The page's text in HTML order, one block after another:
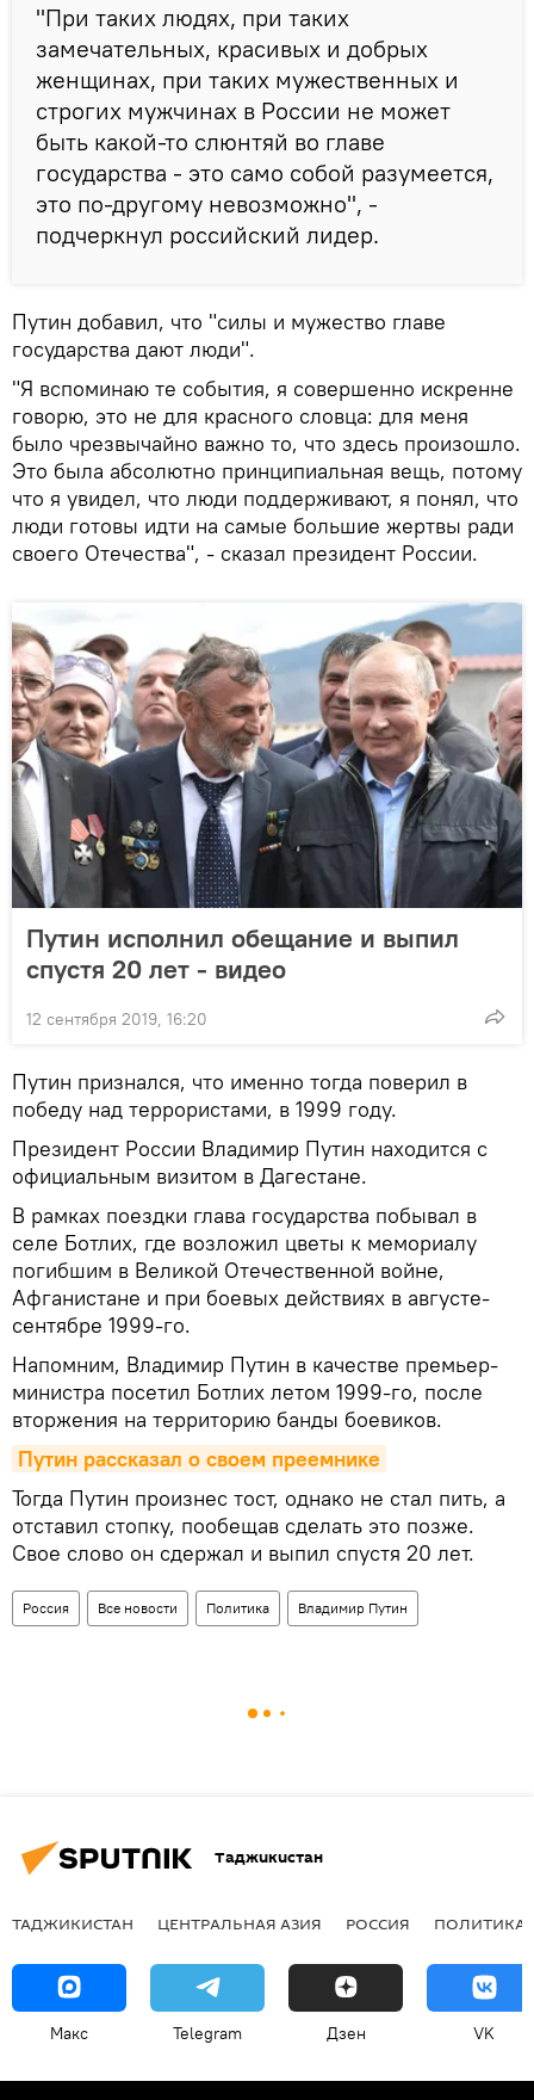
"При таких людях, при таких
замечательных, красивых и добрых
женщинах, при таких мужественных и
строгих мужчинах в России не может
быть какой-то слюнтяй во главе
государства - это само собой разумеется,
это по-другому невозможно", -
подчеркнул российский лидер.
Путин добавил, что "силы и мужество главе
государства дают люди".
"Я вспоминаю те события, я совершенно искренне
говорю, это не для красного словца: для меня
было чрезвычайно важно то, что здесь произошло.
Это была абсолютно принципиальная вещь, потому
что я увидел, что люди поддерживают, я понял, что
люди готовы идти на самые большие жертвы ради
своего Отечества", - сказал президент России.
Путин исполнил обещание и выпил
спустя 20 лет - видео
12 сентября 2019, 16:20
Путин признался, что именно тогда поверил в
победу над террористами, в 1999 году.
Президент России Владимир Путин находится с
официальным визитом в Дагестане.
В рамках поездки глава государства побывал в
селе Ботлих, где возложил цветы к мемориалу
погибшим в Великой Отечественной войне,
Афганистане и при боевых действиях в августе-
сентябре 1999-го.
Напомним, Владимир Путин в качестве премьер-
министра посетил Ботлих летом 1999-го, после
вторжения на территорию банды боевиков.
Путин рассказал о своем преемнике
Тогда Путин произнес тост, однако не стал пить, а
отставил стопку, пообещав сделать это позже.
Свое слово он сдержал и выпил спустя 20 лет.
Россия Все новости Политика Владимир Путин
Таджикистан
ТАДЖИКИСТАН ЦЕНТРАЛЬНАЯ АЗИЯ РОССИЯ ПОЛИТИКА
Макс Telegram Дзен VK